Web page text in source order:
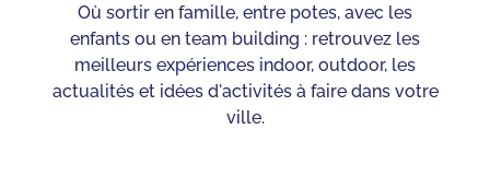
Où sortir en famille, entre potes, avec les
enfants ou en team building : retrouvez les
meilleurs expériences indoor, outdoor, les
actualités et idées d'activités à faire dans votre
ville.